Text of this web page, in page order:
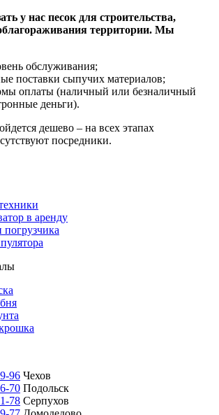
у нас песок для строительства,
территории. Мы
обслуживания;
поставки сыпучих материалов;
оплаты (наличный или безналичный
деньги).
дешево – на всех этапах
посредники.
в аренду
96 Чехов
70 Подольск
78 Серпухов